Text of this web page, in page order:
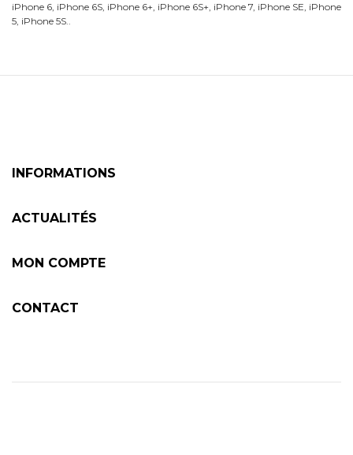
iPhone 6, iPhone 6S, iPhone 6+, iPhone 6S+, iPhone 7, iPhone SE, iPhone
5, iPhone 5S..
INFORMATIONS
ACTUALITÉS
MON COMPTE
CONTACT